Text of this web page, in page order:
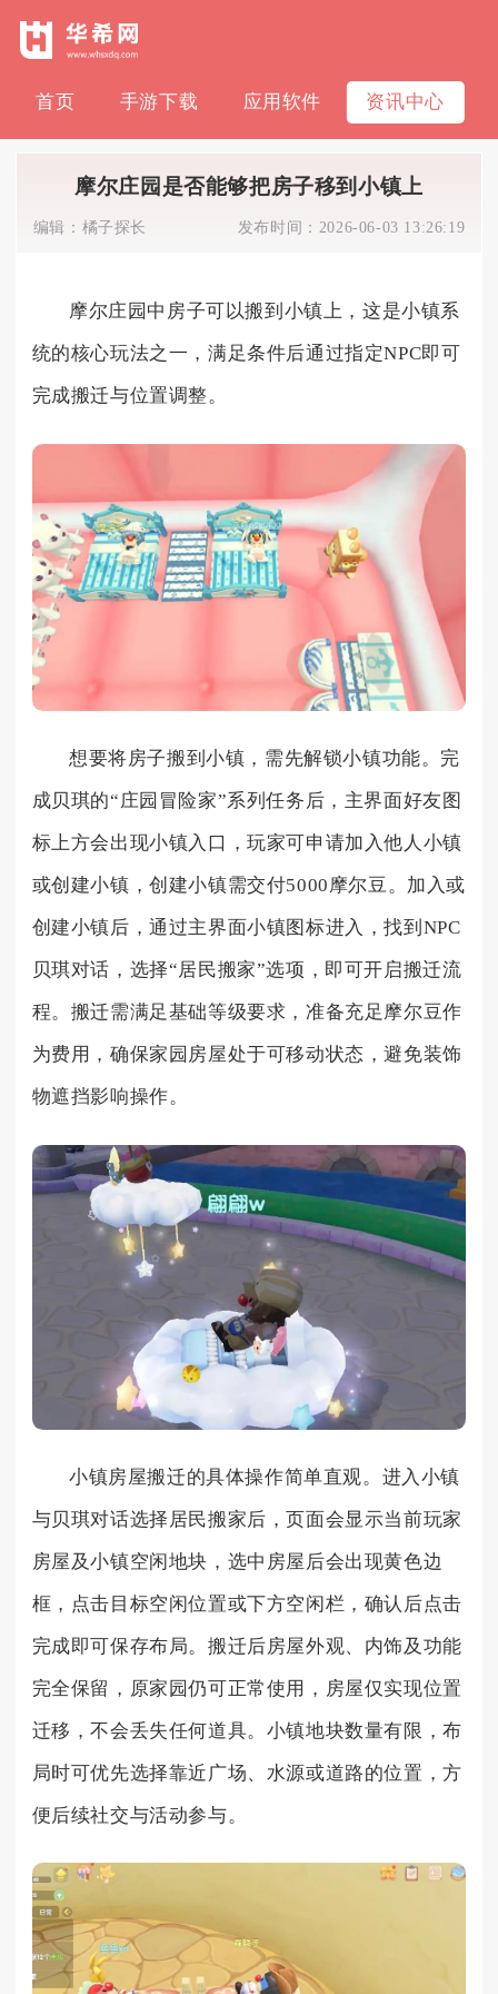
首页 手游下载 应用软件 资讯中心
摩尔庄园是否能够把房子移到小镇上
编辑： 橘子探长 发布时间： 2026-06-03 13:26:19
摩尔庄园中房子可以搬到小镇上，这是小镇系
统的核心玩法之一，满足条件后通过指定NPC即可
完成搬迁与位置调整。
想要将房子搬到小镇，需先解锁小镇功能。完
成贝琪的“庄园冒险家”系列任务后，主界面好友图
标上方会出现小镇入口，玩家可申请加入他人小镇
或创建小镇，创建小镇需交付5000摩尔豆。加入或
创建小镇后，通过主界面小镇图标进入，找到NPC
贝琪对话，选择“居民搬家”选项，即可开启搬迁流
程。搬迁需满足基础等级要求，准备充足摩尔豆作
为费用，确保家园房屋处于可移动状态，避免装饰
物遮挡影响操作。
小镇房屋搬迁的具体操作简单直观。进入小镇
与贝琪对话选择居民搬家后，页面会显示当前玩家
房屋及小镇空闲地块，选中房屋后会出现黄色边
框，点击目标空闲位置或下方空闲栏，确认后点击
完成即可保存布局。搬迁后房屋外观、内饰及功能
完全保留，原家园仍可正常使用，房屋仅实现位置
迁移，不会丢失任何道具。小镇地块数量有限，布
局时可优先选择靠近广场、水源或道路的位置，方
便后续社交与活动参与。